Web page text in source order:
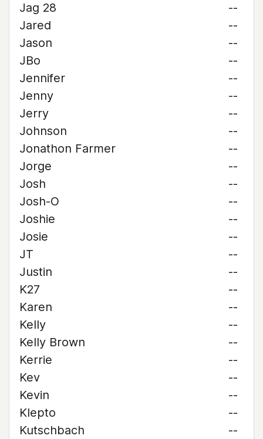
Jag 28
--
Jared
--
Jason
--
JBo
--
Jennifer
--
Jenny
--
Jerry
--
Johnson
--
Jonathon Farmer
--
Jorge
--
Josh
--
Josh-O
--
Joshie
--
Josie
--
JT
--
Justin
--
K27
--
Karen
--
Kelly
--
Kelly Brown
--
Kerrie
--
Kev
--
Kevin
--
Klepto
--
Kutschbach
--